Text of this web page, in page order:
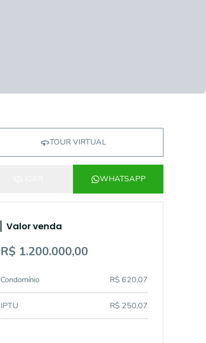
TOUR VIRTUAL
WHATSAPP
Valor venda
R$ 1.200.000,00
Condomínio R$ 620,07
IPTU R$ 250,07